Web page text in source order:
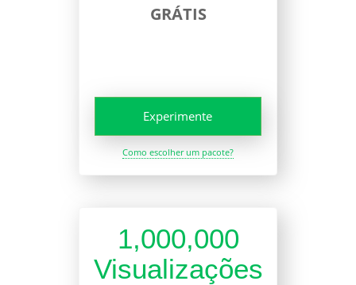
GRÁTIS
Experimente
Como escolher um pacote?
1,000,000
Visualizações